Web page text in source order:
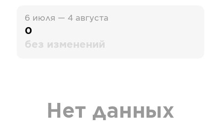
6 июля — 4 августа
0
без изменений
Нет данных